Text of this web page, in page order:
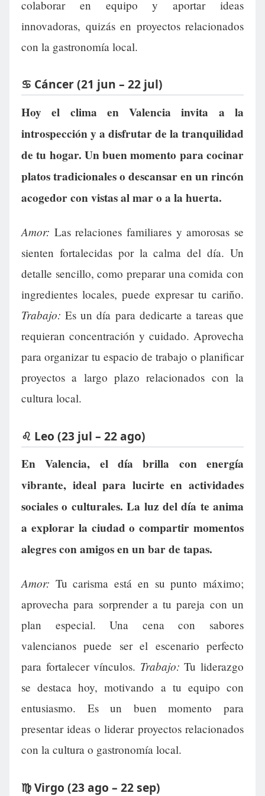
colaborar en equipo y aportar ideas
innovadoras, quizás en proyectos relacionados
con la gastronomía local.
♋ Cáncer (21 jun – 22 jul)
Hoy el clima en Valencia invita a la
introspección y a disfrutar de la tranquilidad
de tu hogar. Un buen momento para cocinar
platos tradicionales o descansar en un rincón
acogedor con vistas al mar o a la huerta.
Amor: Las relaciones familiares y amorosas se
sienten fortalecidas por la calma del día. Un
detalle sencillo, como preparar una comida con
ingredientes locales, puede expresar tu cariño.
Trabajo: Es un día para dedicarte a tareas que
requieran concentración y cuidado. Aprovecha
para organizar tu espacio de trabajo o planificar
proyectos a largo plazo relacionados con la
cultura local.
♌ Leo (23 jul – 22 ago)
En Valencia, el día brilla con energía
vibrante, ideal para lucirte en actividades
sociales o culturales. La luz del día te anima
a explorar la ciudad o compartir momentos
alegres con amigos en un bar de tapas.
Amor: Tu carisma está en su punto máximo;
aprovecha para sorprender a tu pareja con un
plan especial. Una cena con sabores
valencianos puede ser el escenario perfecto
para fortalecer vínculos. Trabajo: Tu liderazgo
se destaca hoy, motivando a tu equipo con
entusiasmo. Es un buen momento para
presentar ideas o liderar proyectos relacionados
con la cultura o gastronomía local.
♍ Virgo (23 ago – 22 sep)